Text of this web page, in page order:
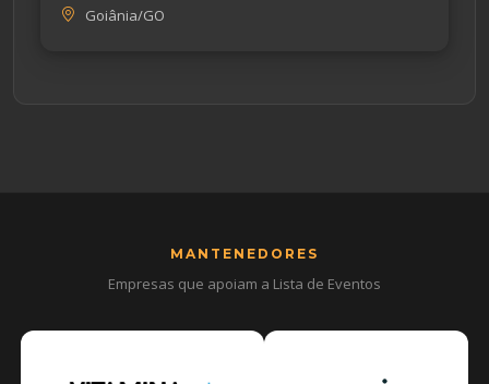
Goiânia/GO
MANTENEDORES
Empresas que apoiam a Lista de Eventos